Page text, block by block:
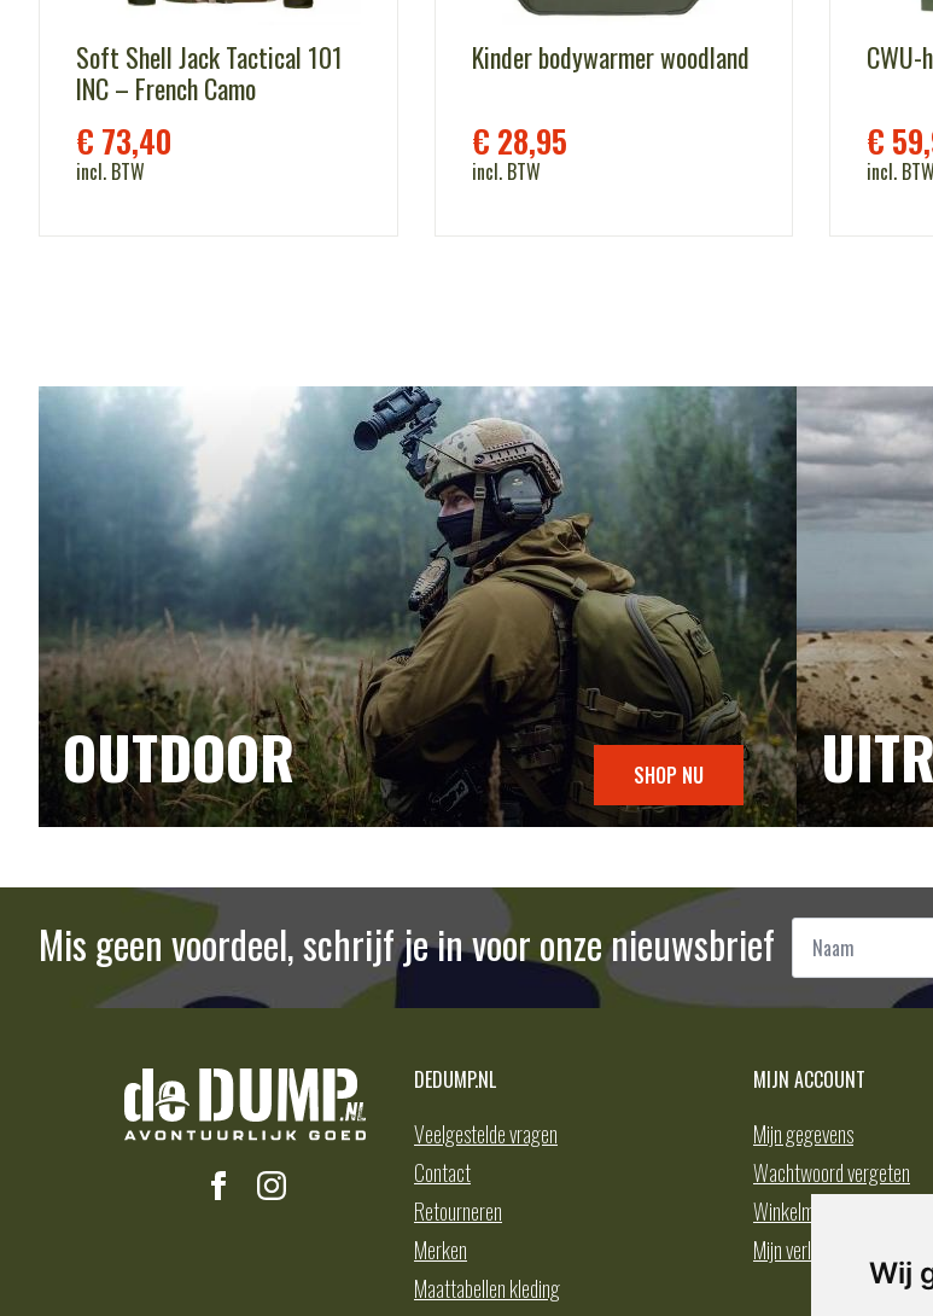
Wij
Soft Shell Jack Tactical 101
INC – French Camo
€ 73,40
incl. BTW
Kinder bodywarmer woodland
€ 28,95
incl. BTW
CWU-
€
incl. BTW
OUTDOOR SHOP NU
Mis geen voordeel, schrijf je in voor onze nieuwsbrief Naam
DEDUMP.NL
Veelgestelde vragen
Contact
Retourneren
Merken
Maattabellen kleding
MIJN ACCOUNT
Mijn gegevens
Wachtwoord vergeten
Winkelmand
Mijn verlanglijst